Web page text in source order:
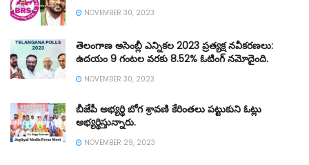
NOVEMBER 30, 2023
తెలంగాణ అసెంబ్లీ ఎన్నికల 2023 ప్రత్యక్ష నవీకరణలు:
ఉదయం 9 గంటల వరకు 8.52% ఓటింగ్ నమోదైంది.
NOVEMBER 30, 2023
బీజేపీ అభ్యర్థి బోగ శ్రావణి కేరింతలు పట్టుకుని ఓట్లు
అభ్యర్థిస్తున్నారు.
NOVEMBER 29, 2023